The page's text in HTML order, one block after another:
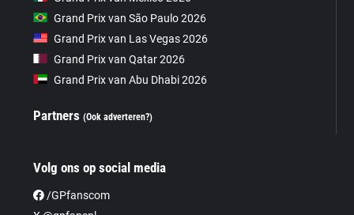
Grand Prix van São Paulo 2026
Grand Prix van Las Vegas 2026
Grand Prix van Qatar 2026
Grand Prix van Abu Dhabi 2026
Partners(Ook adverteren?)
Volg ons op social media
/GPfanscom